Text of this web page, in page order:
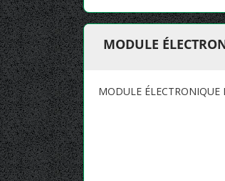
MODULE
MODULE ÉLECTRONIQUE